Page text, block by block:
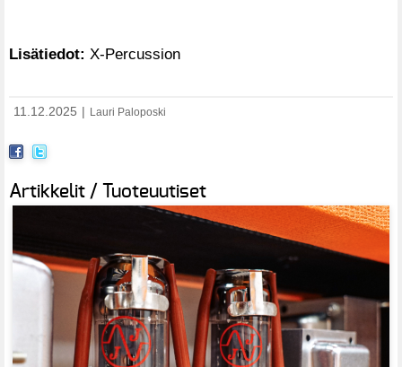
Lisätiedot: X-Percussion
11.12.2025 Lauri Paloposki
Artikkelit / Tuoteuutiset